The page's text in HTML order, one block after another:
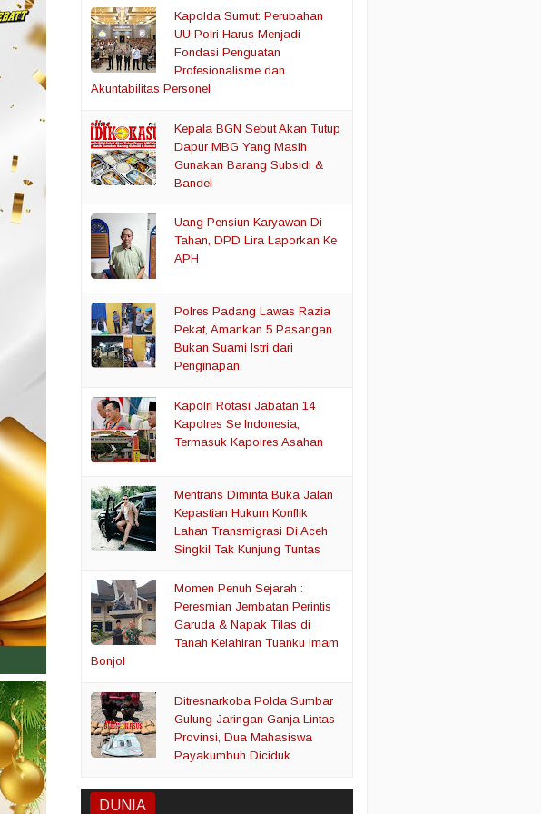
Kapolda Sumut: Perubahan
UU Polri Harus Menjadi
Fondasi Penguatan
Profesionalisme dan
Akuntabilitas Personel
Kepala BGN Sebut Akan Tutup
Dapur MBG Yang Masih
Gunakan Barang Subsidi &
Bandel
Uang Pensiun Karyawan Di
Tahan, DPD Lira Laporkan Ke
APH
Polres Padang Lawas Razia
Pekat, Amankan 5 Pasangan
Bukan Suami Istri dari
Penginapan
Kapolri Rotasi Jabatan 14
Kapolres Se Indonesia,
Termasuk Kapolres Asahan
Mentrans Diminta Buka Jalan
Kepastian Hukum Konflik
Lahan Transmigrasi Di Aceh
Singkil Tak Kunjung Tuntas
Momen Penuh Sejarah :
Peresmian Jembatan Perintis
Garuda & Napak Tilas di
Tanah Kelahiran Tuanku Imam
Bonjol
Ditresnarkoba Polda Sumbar
Gulung Jaringan Ganja Lintas
Provinsi, Dua Mahasiswa
Payakumbuh Diciduk
DUNIA